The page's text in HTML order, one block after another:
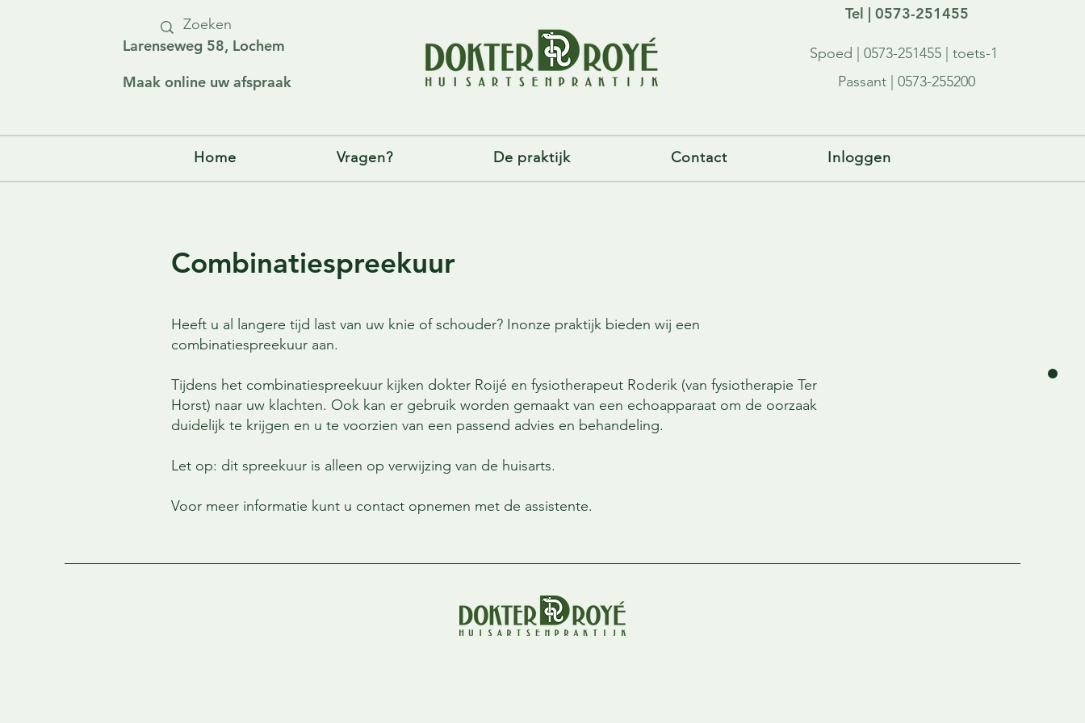
Larenseweg 58, Lochem
Maak online uw afspraak
Passant | 0573-255200
Spoed | 0573-251455 | toets-1
Tel | 0573-251455
Home Vragen? De praktijk Contact Inloggen
Combinatiespreekuur
Heeft u al langere tijd last van uw knie of schouder? Inonze praktijk bieden wij een
combinatiespreekuur aan.
Tijdens het combinatiespreekuur kijken dokter Roijé en fysiotherapeut Roderik (van fysiotherapie Ter
Horst) naar uw klachten. Ook kan er gebruik worden gemaakt van een echoapparaat om de oorzaak
duidelijk te krijgen en u te voorzien van een passend advies en behandeling.
Let op: dit spreekuur is alleen op verwijzing van de huisarts.
Voor meer informatie kunt u contact opnemen met de assistente.